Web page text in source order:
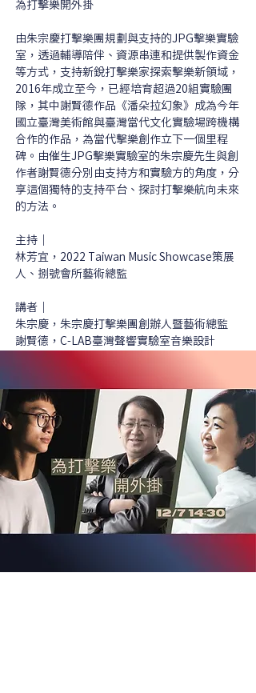
為打擊樂開外掛
由朱宗慶打擊樂團規劃與支持的JPG擊樂實驗
室，透過輔導陪伴、資源串連和提供製作資金
等方式，支持新銳打擊樂家探索擊樂新領域，
2016年成立至今，已經培育超過20組實驗團
隊，其中謝賢德作品《潘朵拉幻象》成為今年
國立臺灣美術館與臺灣當代文化實驗場跨機構
合作的作品，為當代擊樂創作立下一個里程
碑。由催生JPG擊樂實驗室的朱宗慶先生與創
作者謝賢德分別由支持方和實驗方的角度，分
享這個獨特的支持平台、探討打擊樂航向未來
的方法。
主持｜
林芳宜，2022 Taiwan Music Showcase策展
人、捌號會所藝術總監
講者｜
朱宗慶，朱宗慶打擊樂團創辦人暨藝術總監
謝賢德，C-LAB臺灣聲響實驗室音樂設計